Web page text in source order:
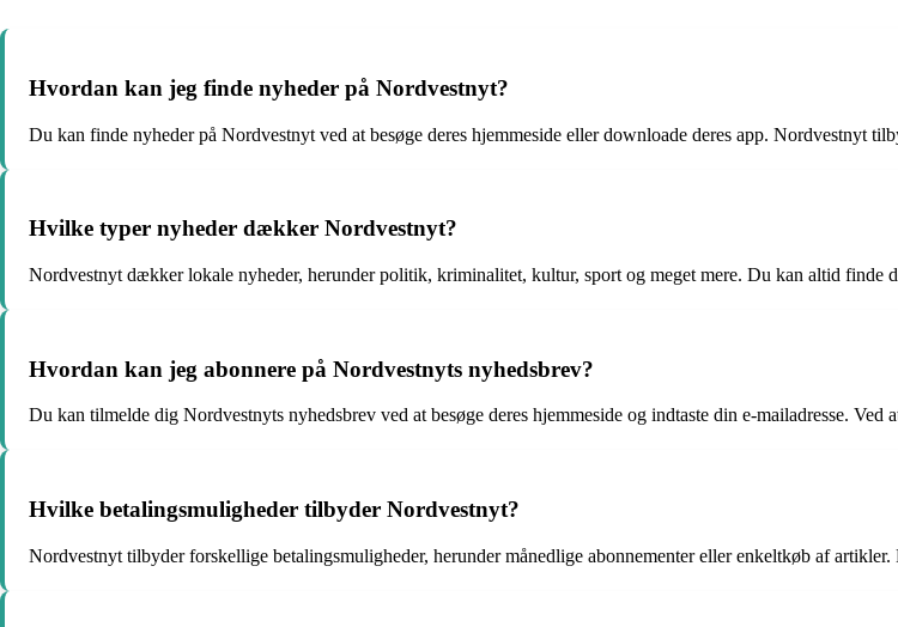
Hvordan kan jeg finde nyheder på Nordvestnyt?
Du kan finde nyheder på Nordvestnyt ved at besøge deres hjemmeside eller downloade deres app. Nordvestnyt
Hvilke typer nyheder dækker Nordvestnyt?
Nordvestnyt dækker lokale nyheder, herunder politik, kriminalitet, kultur, sport og meget mere. Du kan altid finde
Hvordan kan jeg abonnere på Nordvestnyts nyhedsbrev?
Du kan tilmelde dig Nordvestnyts nyhedsbrev ved at besøge deres hjemmeside og indtaste din e-mailadresse.
Hvilke betalingsmuligheder tilbyder Nordvestnyt?
Nordvestnyt tilbyder forskellige betalingsmuligheder, herunder månedlige abonnementer eller enkeltkøb af